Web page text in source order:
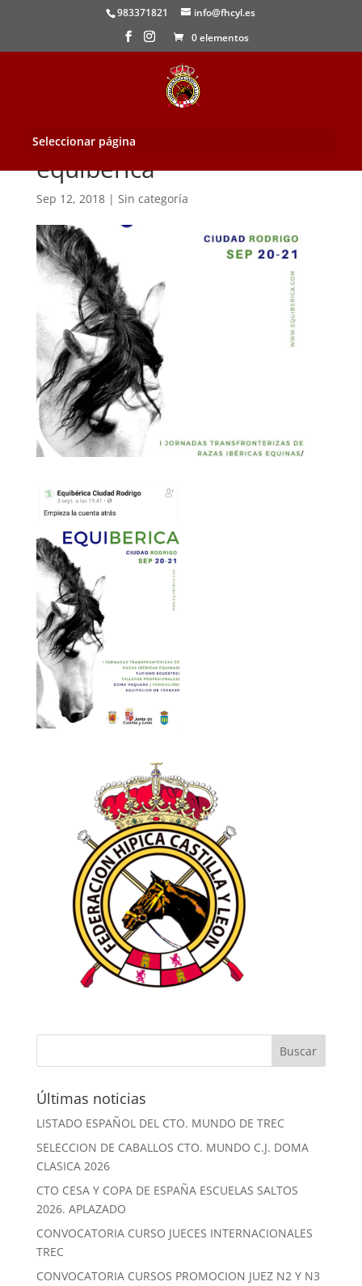
983371821
info@fhcyl.es
0 elementos
Seleccionar página
equiberica
Sep 12, 2018| Sin categoría
Últimas noticias
LISTADO ESPAÑOL DEL CTO. MUNDO DE TREC
SELECCION DE CABALLOS CTO. MUNDO C.J. DOMA
CLASICA 2026
CTO CESA Y COPA DE ESPAÑA ESCUELAS SALTOS
2026. APLAZADO
CONVOCATORIA CURSO JUECES INTERNACIONALES
TREC
CONVOCATORIA CURSOS PROMOCION JUEZ N2 Y N3